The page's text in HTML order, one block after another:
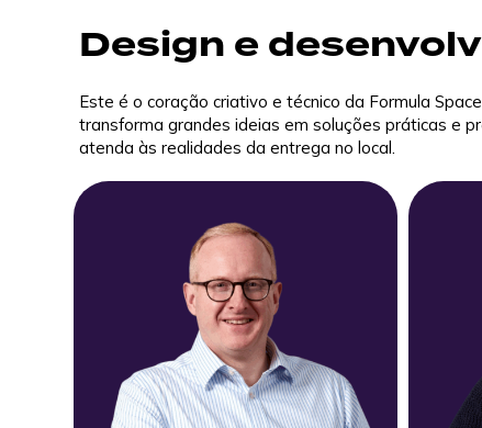
Design e
Este é o coração criativo e técnico da Formula
transforma grandes ideias em soluções práticas e
atenda às realidades da entrega no local.